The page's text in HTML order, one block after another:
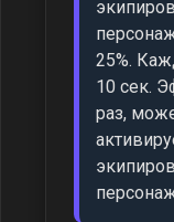
25%.
10 сек.
раз,